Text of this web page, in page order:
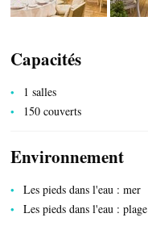
PRODUITS DU TERROIR
Capacités
1 salles
150 couverts
Environnement
Les pieds dans l'eau : mer
Les pieds dans l'eau : plage